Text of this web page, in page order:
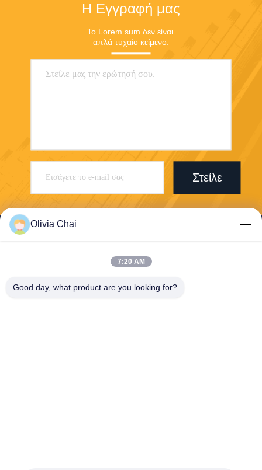
Η Εγγραφή μας
Το Lorem sum δεν είναι
απλά τυχαίο κείμενο.
Στείλε
Technology Co. Ltd
Olivia Chai
7:20 AM
Good day, what product are you looking for?